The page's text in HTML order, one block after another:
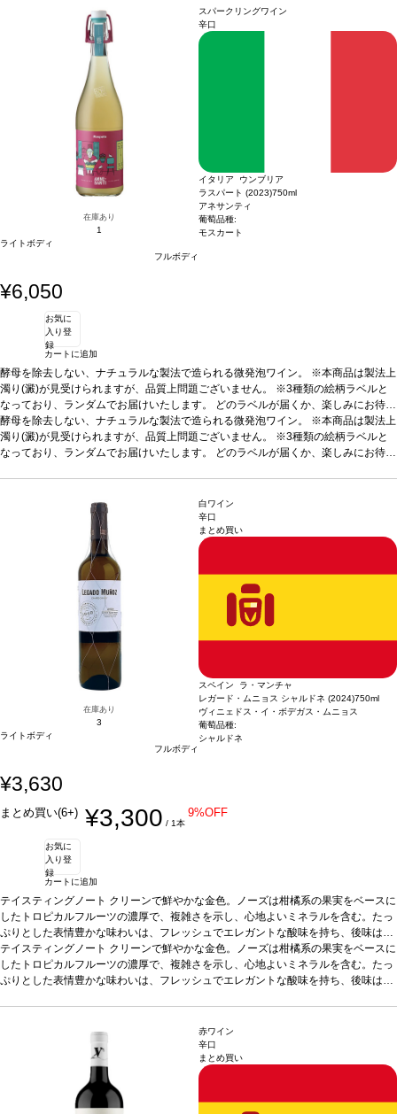
切れの場合、在庫があり価格が同様の場合は自動的に次のヴィンテージに変更され
ます、ご了承ください。
在庫あり
1
ライトボディ
フルボディ
スパークリングワイン
辛口
イタリア ウンブリア
ラスパート (2023)750ml
アネサンティ
葡萄品種:
モスカート
¥6,050
お気に
入り登
録
カートに追加
酵母を除去しない、ナチュラルな製法で造られる微発泡ワイン。 ※本商品は製法上
濁り(澱)が見受けられますが、品質上問題ございません。 ※3種類の絵柄ラベルと
なっており、ランダムでお届けいたします。 どのラベルが届くか、楽しみにお待ち
ください。テイスティングノートノーズは繊細な果実と黄色い花を示し、口に含
むと柔らかく美味しい風味とミネラルを感じる。爽やかで親しみやすく、とても飲
みやすい一本。合う料理ピザ、寿司、刺し身、軽いパスタ、魚などと好相性葡萄
酵母を除去しない、ナチュラルな製法で造られる微発泡ワイン。 ※本商品は製法上
濁り(澱)が見受けられますが、品質上問題ございません。 ※3種類の絵柄ラベルと
なっており、ランダムでお届けいたします。 どのラベルが届くか、楽しみにお待ち
合う料理 ピザ、寿司、刺し身、軽いパスタ、魚などと好相性
*本ヴィンテージが在庫切れの場合、在庫があり価格が同様の場合
は自動的に次のヴィンテージに変更されます、ご了承ください。
在庫あり
3
ライトボディ
フルボディ
白ワイン
辛口
まとめ買い
スペイン ラ・マンチャ
レガード・ムニョス シャルドネ (2024)750ml
ヴィニェドス・イ・ボデガス・ムニョス
葡萄品種:
シャルドネ
¥3,630
まとめ買い(6+) ¥3,300 / 1本
9%OFF
お気に
入り登
録
カートに追加
テイスティングノート クリーンで鮮やかな金色。ノーズは柑橘系の果実をベースに
したトロピカルフルーツの濃厚で、複雑さを示し、心地よいミネラルを含む。たっ
ぷりとした表情豊かな味わいは、フレッシュでエレガントな酸味を持ち、後味はク
リーミー。合う料理ニシンの燻製、アンチョビ、牡蠣、魚介類、ソース煮込みの
魚料理などと好相性葡萄品種100% シャルドネ *本ヴィンテージが在庫切れの場
合、在庫があり価格が同様の場合は自動的に次のヴィンテージに変更されます、ご
テイスティングノート クリーンで鮮やかな金色。ノーズは柑橘系の果実をベースに
したトロピカルフルーツの濃厚で、複雑さを示し、心地よいミネラルを含む。たっ
ぷりとした表情豊かな味わいは、フレッシュでエレガントな酸味を持ち、後味はク
合、在庫があり価格が同様の場合は自動的に次のヴィンテージに変更されます、ご
赤ワイン
辛口
まとめ買い